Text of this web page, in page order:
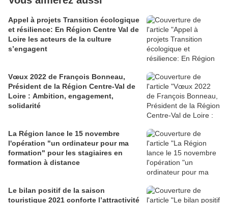
Appel à projets Transition écologique
et résilience: En Région Centre Val de
Loire les acteurs de la culture
s’engagent
Vœux 2022 de François Bonneau,
Président de la Région Centre-Val de
Loire : Ambition, engagement,
solidarité
La Région lance le 15 novembre
l'opération "un ordinateur pour ma
formation" pour les stagiaires en
formation à distance
Le bilan positif de la saison
touristique 2021 conforte l’attractivité